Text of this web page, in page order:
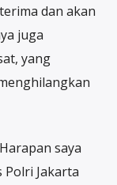
dan akan
juga
yang
saya
Jakarta